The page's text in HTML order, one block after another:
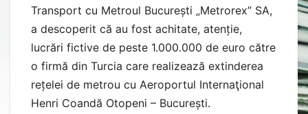
Transport cu Metroul București „Metrorex” SA,
a descoperit că au fost achitate, atenție,
lucrări fictive de peste 1.000.000 de euro către
o firmă din Turcia care realizează extinderea
rețelei de metrou cu Aeroportul Internaţional
Henri Coandă Otopeni – București.